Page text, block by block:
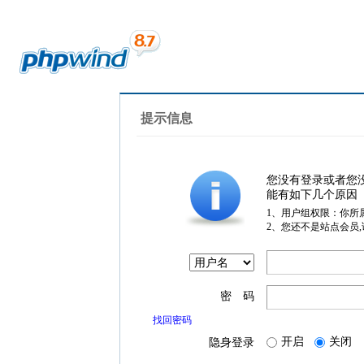
提示信息
您没有登录或者您
能有如下几个原因
1、用户组权限：你所
2、您还不是站点会员
密 码
找回密码
隐身登录 开启 关闭